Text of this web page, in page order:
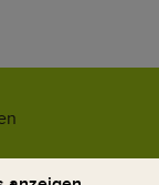
Umweltzeichen